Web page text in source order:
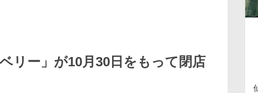
リー」が10月30日をもって閉店